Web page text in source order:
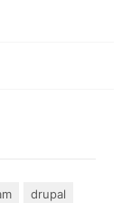
drupal